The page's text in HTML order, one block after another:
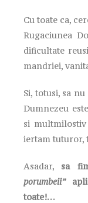
Cu toate ca,
Rugaciunea
dificultate
mandriei,
Si, totusi, sa
Dumnezeu
si
iertam
Asadar, sa
porumbeii”
toate!…